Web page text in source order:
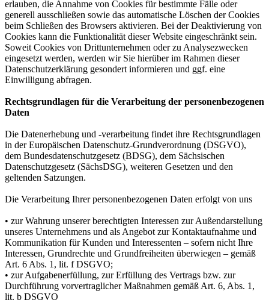
erlauben, die Annahme von Cookies für bestimmte Fälle oder
generell ausschließen sowie das automatische Löschen der Cookies
beim Schließen des Browsers aktivieren. Bei der Deaktivierung von
Cookies kann die Funktionalität dieser Website eingeschränkt sein.
Soweit Cookies von Drittunternehmen oder zu Analysezwecken
eingesetzt werden, werden wir Sie hierüber im Rahmen dieser
Datenschutzerklärung gesondert informieren und ggf. eine
Einwilligung abfragen.
Rechtsgrundlagen für die Verarbeitung der personenbezogenen
Daten
Die Datenerhebung und -verarbeitung findet ihre Rechtsgrundlagen
in der Europäischen Datenschutz-Grundverordnung (DSGVO),
dem Bundesdatenschutzgesetz (BDSG), dem Sächsischen
Datenschutzgesetz (SächsDSG), weiteren Gesetzen und den
geltenden Satzungen.
Die Verarbeitung Ihrer personenbezogenen Daten erfolgt von uns
• zur Wahrung unserer berechtigten Interessen zur Außendarstellung
unseres Unternehmens und als Angebot zur Kontaktaufnahme und
Kommunikation für Kunden und Interessenten – sofern nicht Ihre
Interessen, Grundrechte und Grundfreiheiten überwiegen – gemäß
Art. 6 Abs. 1, lit. f DSGVO;
• zur Aufgabenerfüllung, zur Erfüllung des Vertrags bzw. zur
Durchführung vorvertraglicher Maßnahmen gemäß Art. 6, Abs. 1,
lit. b DSGVO